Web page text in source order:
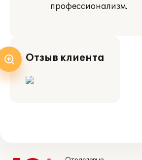
профессионализм.
Отзыв клиента